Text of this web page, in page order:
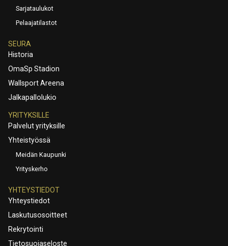
Sarjataulukot
Pelaajatilastot
SEURA
Historia
OmaSp Stadion
Wallsport Areena
Jalkapallolukio
YRITYKSILLE
Palvelut yrityksille
Yhteistyössä
Meidän Kaupunki
Yrityskerho
YHTEYSTIEDOT
Yhteystiedot
Laskutusosoitteet
Rekrytointi
Tietosuojaseloste